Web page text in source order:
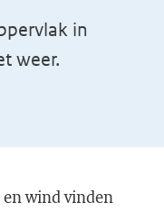
in
weer.
en wind vinden